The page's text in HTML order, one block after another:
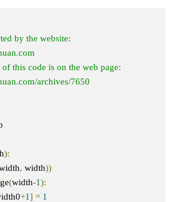
by the website:
this code is on the web page:
archives/7650
):
, width))
(width-1):
+1] = 1